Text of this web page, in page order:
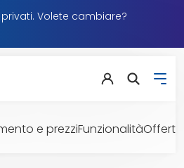
Volete cambiare?
e prezziFunzionalitàOfferta